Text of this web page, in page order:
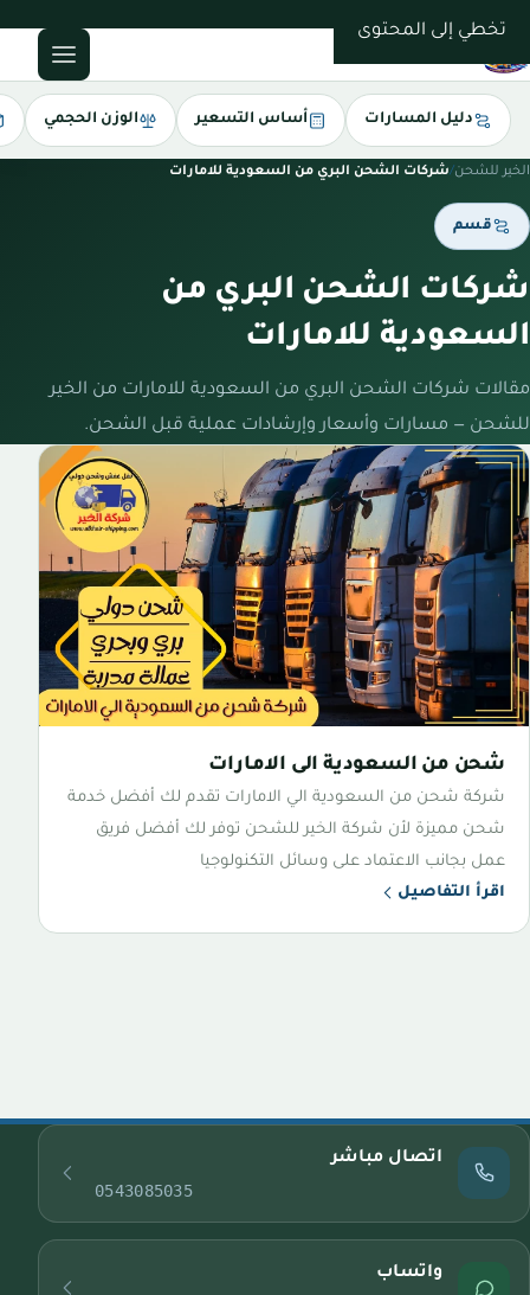
تخطي إلى المحتوى
دليل المسارات أساس التسعير الوزن الحجمي
الخير للشحن/شركات الشحن البري من السعودية للامارات
قسم
شركات الشحن البري من
السعودية للامارات
مقالات شركات الشحن البري من السعودية للامارات من الخير
للشحن — مسارات وأسعار وإرشادات عملية قبل الشحن.
شحن من السعودية الى الامارات
شركة شحن من السعودية الي الامارات تقدم لك أفضل خدمة
شحن مميزة لأن شركة الخير للشحن توفر لك أفضل فريق
عمل بجانب الاعتماد على وسائل التكنولوجيا
اقرأ التفاصيل
اتصال مباشر
0543085035
واتساب